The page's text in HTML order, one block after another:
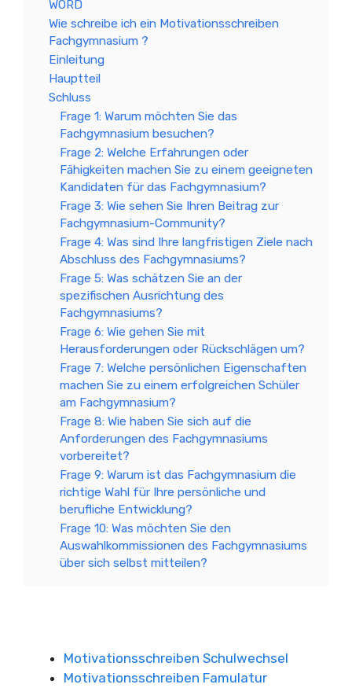
WORD
Wie schreibe ich ein Motivationsschreiben
Fachgymnasium ?
Einleitung
Hauptteil
Schluss
Frage 1: Warum möchten Sie das
Fachgymnasium besuchen?
Frage 2: Welche Erfahrungen oder
Fähigkeiten machen Sie zu einem geeigneten
Kandidaten für das Fachgymnasium?
Frage 3: Wie sehen Sie Ihren Beitrag zur
Fachgymnasium-Community?
Frage 4: Was sind Ihre langfristigen Ziele nach
Abschluss des Fachgymnasiums?
Frage 5: Was schätzen Sie an der
spezifischen Ausrichtung des
Fachgymnasiums?
Frage 6: Wie gehen Sie mit
Herausforderungen oder Rückschlägen um?
Frage 7: Welche persönlichen Eigenschaften
machen Sie zu einem erfolgreichen Schüler
am Fachgymnasium?
Frage 8: Wie haben Sie sich auf die
Anforderungen des Fachgymnasiums
vorbereitet?
Frage 9: Warum ist das Fachgymnasium die
richtige Wahl für Ihre persönliche und
berufliche Entwicklung?
Frage 10: Was möchten Sie den
Auswahlkommissionen des Fachgymnasiums
über sich selbst mitteilen?
Motivationsschreiben Schulwechsel
Motivationsschreiben Famulatur